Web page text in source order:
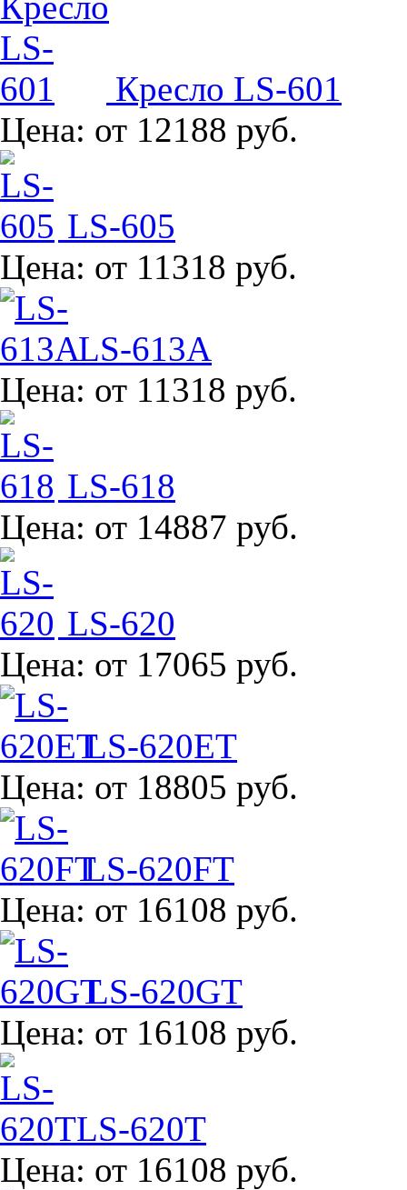
Кресло LS-601
Цена: от 12188 руб.
LS-605
Цена: от 11318 руб.
LS-613A
Цена: от 11318 руб.
LS-618
Цена: от 14887 руб.
LS-620
Цена: от 17065 руб.
LS-620ET
Цена: от 18805 руб.
LS-620FT
Цена: от 16108 руб.
LS-620GT
Цена: от 16108 руб.
LS-620T
Цена: от 16108 руб.